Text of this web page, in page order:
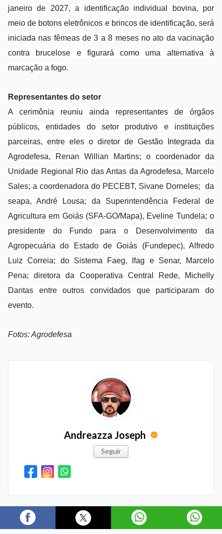
janeiro de 2027, a identificação individual bovina, por
meio de botons eletrônicos e brincos de identificação, será
iniciada nas fêmeas de 3 a 8 meses no ato da vacinação
contra brucelose e figurará como uma alternativa à
marcação a fogo.
Representantes do setor
A cerimônia reuniu ainda representantes de órgãos
públicos, entidades do setor produtivo e instituições
parceiras, entre eles o diretor de Gestão Integrada da
Agrodefesa, Renan Willian Martins; o coordenador da
Unidade Regional Rio das Antas da Agrodefesa, Marcelo
Sales; a coordenadora do PECEBT, Sivane Dorneles; da
seapa, André Lousa; da Superintendência Federal de
Agricultura em Goiás (SFA-GO/Mapa), Eveline Tundela; o
presidente do Fundo para o Desenvolvimento da
Agropecuária do Estado de Goiás (Fundepec), Alfredo
Luiz Correia; do Sistema Faeg, Ifag e Senar, Marcelo
Pena; diretora da Cooperativa Central Rede, Michelly
Dantas entre outros convidados que participaram do
evento.
Fotos: Agrodefesa
Andreazza Joseph
Seguir